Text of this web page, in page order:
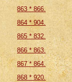
863 * 866.
864 * 904.
865 * 832.
866 * 863.
867 * 864.
868 * 920.